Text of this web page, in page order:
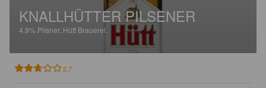
KNALLHÜTTER PILSENER
4.9% Pilsner. Hütt Brauerei.
2.7